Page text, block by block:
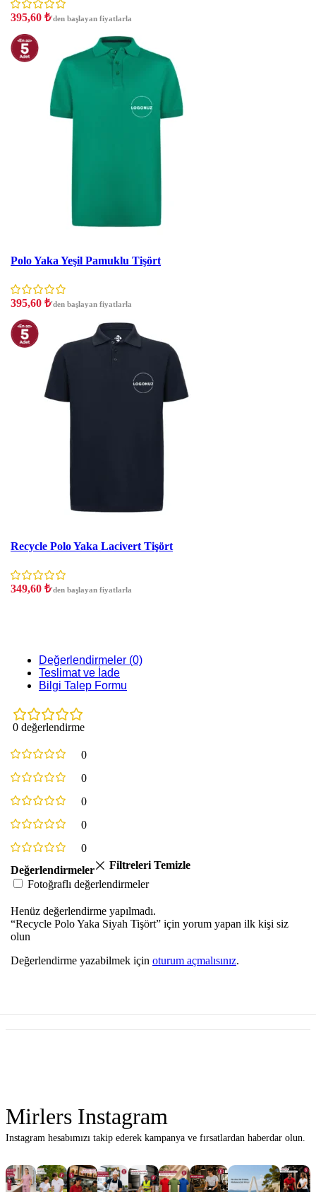
395,60 ₺'den başlayan fiyatlarla
Polo Yaka Yeşil Pamuklu Tişört
395,60 ₺'den başlayan fiyatlarla
Recycle Polo Yaka Lacivert Tişört
349,60 ₺'den başlayan fiyatlarla
Değerlendirmeler (0)
Teslimat ve İade
Bilgi Talep Formu
0 değerlendirme
0
0
0
0
0
Değerlendirmeler
Filtreleri Temizle
Fotoğraflı değerlendirmeler
Henüz değerlendirme yapılmadı.
“Recycle Polo Yaka Siyah Tişört” için yorum yapan ilk kişi siz
olun
Değerlendirme yazabilmek için oturum açmalısınız.
Mirlers Instagram
Instagram hesabımızı takip ederek kampanya ve fırsatlardan haberdar olun.